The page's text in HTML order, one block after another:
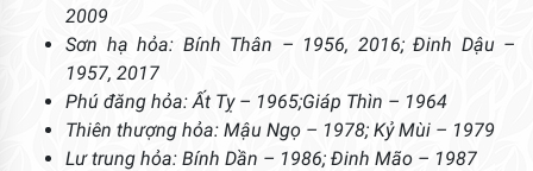
2009
Sơn hạ hỏa: Bính Thân – 1956, 2016; Đinh Dậu –
1957, 2017
Phú đăng hỏa: Ất Tỵ – 1965;Giáp Thìn – 1964
Thiên thượng hỏa: Mậu Ngọ – 1978; Kỷ Mùi – 1979
Lư trung hỏa: Bính Dần – 1986; Đinh Mão – 1987